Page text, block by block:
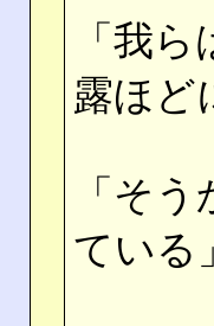
「我
露ほど
「そ
ている」